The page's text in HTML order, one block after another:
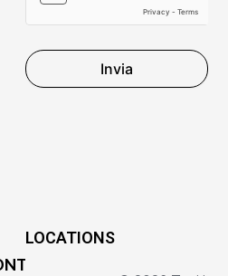
Invia
LOCATIONS